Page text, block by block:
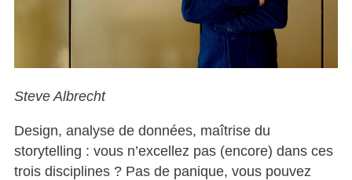
Steve Albrecht
Design, analyse de données, maîtrise du
storytelling : vous n’excellez pas (encore) dans ces
trois disciplines ? Pas de panique, vous pouvez